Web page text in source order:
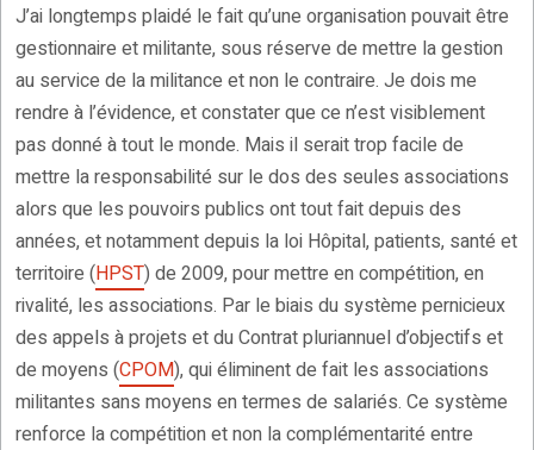
J’ai longtemps plaidé le fait qu’une organisation pouvait être
gestionnaire et militante, sous réserve de mettre la gestion
au service de la militance et non le contraire. Je dois me
rendre à l’évidence, et constater que ce n’est visiblement
pas donné à tout le monde. Mais il serait trop facile de
mettre la responsabilité sur le dos des seules associations
alors que les pouvoirs publics ont tout fait depuis des
années, et notamment depuis la loi Hôpital, patients, santé et
territoire (HPST) de 2009, pour mettre en compétition, en
rivalité, les associations. Par le biais du système pernicieux
des appels à projets et du Contrat pluriannuel d’objectifs et
de moyens (CPOM), qui éliminent de fait les associations
militantes sans moyens en termes de salariés. Ce système
renforce la compétition et non la complémentarité entre